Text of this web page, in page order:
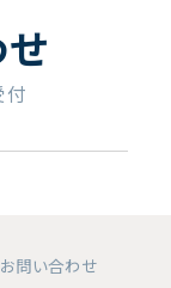
付
お問い合わせ